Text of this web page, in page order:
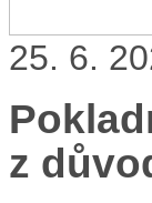
25. 6.
z